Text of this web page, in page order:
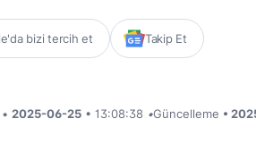
bizi tercih et Takip Et
2025-06-25 • 13:08:38 •Güncelleme •